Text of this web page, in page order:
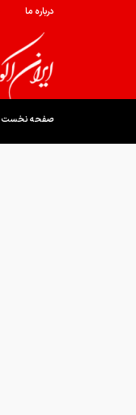
درباره ما
صفحه نخست